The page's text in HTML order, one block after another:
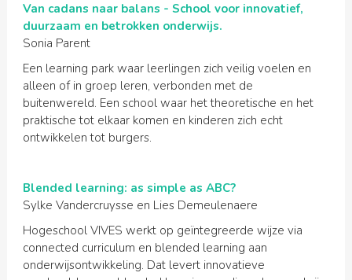
Van cadans naar balans - School voor innovatief,
duurzaam en betrokken onderwijs.
Sonia Parent
Een learning park waar leerlingen zich veilig voelen en
alleen of in groep leren, verbonden met de
buitenwereld. Een school waar het theoretische en het
praktische tot elkaar komen en kinderen zich echt
ontwikkelen tot burgers.
Blended learning: as simple as ABC?
Sylke Vandercruysse en Lies Demeulenaere
Hogeschool VIVES werkt op geïntegreerde wijze via
connected curriculum en blended learning aan
onderwijsontwikkeling. Dat levert innovatieve